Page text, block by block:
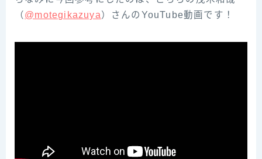
（‌‌ @motegikazuya‌‌）‌さ‌ん‌の‌YouTube‌動‌画‌で‌す！